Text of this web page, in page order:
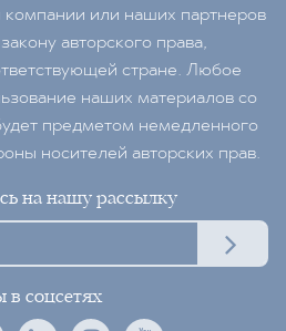
или наших партнеров
авторского права,
стране. Любое
наших материалов со
предметом немедленного
носителей авторских прав.
на нашу рассылку
соцсетях